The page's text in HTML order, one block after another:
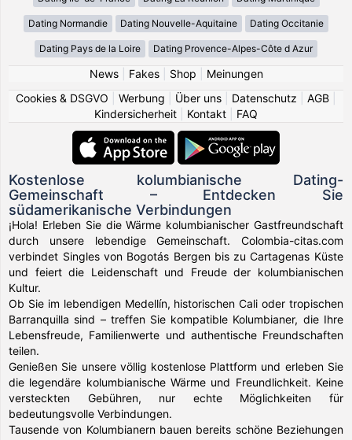
Dating Normandie Dating Nouvelle-Aquitaine Dating Occitanie
Dating Pays de la Loire Dating Provence-Alpes-Côte d Azur
News| Fakes| Shop
Meinungen
Cookies & DSGVO
Werbung Über uns Datenschutz AGB
Kindersicherheit
Kontakt FAQ
Kostenlose kolumbianische Dating-
Gemeinschaft – Entdecken Sie
südamerikanische Verbindungen
¡Hola! Erleben Sie die Wärme kolumbianischer Gastfreundschaft
durch unsere lebendige Gemeinschaft. Colombia-citas.com
verbindet Singles von Bogotás Bergen bis zu Cartagenas Küste
und feiert die Leidenschaft und Freude der kolumbianischen
Kultur.
Ob Sie im lebendigen Medellín, historischen Cali oder tropischen
Barranquilla sind – treffen Sie kompatible Kolumbianer, die Ihre
Lebensfreude, Familienwerte und authentische Freundschaften
teilen.
Genießen Sie unsere völlig kostenlose Plattform und erleben Sie
die legendäre kolumbianische Wärme und Freundlichkeit. Keine
versteckten Gebühren, nur echte Möglichkeiten für
bedeutungsvolle Verbindungen.
Tausende von Kolumbianern bauen bereits schöne Beziehungen